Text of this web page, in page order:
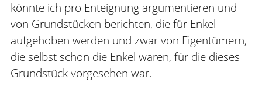
könnte ich pro Enteignung argumentieren und
von Grundstücken berichten, die für Enkel
aufgehoben werden und zwar von Eigentümern,
die selbst schon die Enkel waren, für die dieses
Grundstück vorgesehen war.